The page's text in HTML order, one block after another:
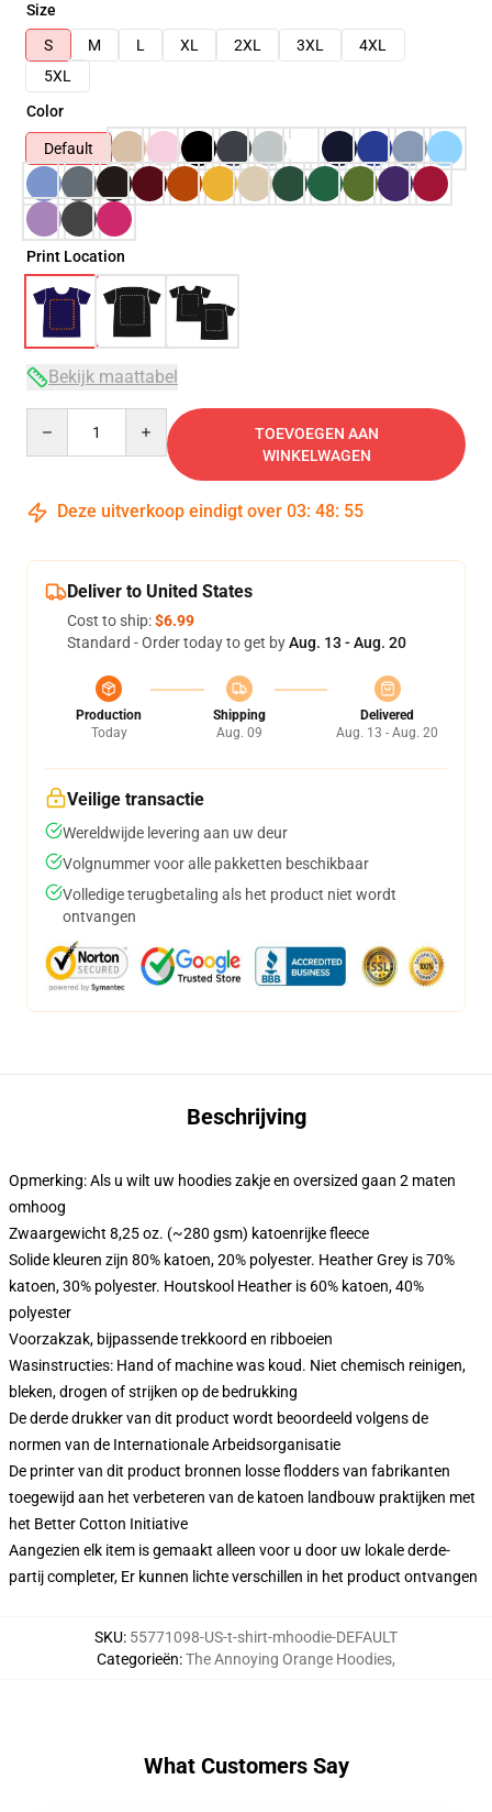
Size
S
M L XL 2XL 3XL
4XL
5XL
Color
Default
Print Location
Bekijk maattabel
TOEVOEGEN AAN
WINKELWAGEN
Deze uitverkoop eindigt over 03: 48: 54
Deliver to United States
Cost to ship:$6.99
Standard - Order today to get byAug. 13 - Aug. 20
Production
Today
Shipping
Aug. 09
Delivered
Aug. 13 - Aug. 20
Veilige transactie
Wereldwijde levering aan uw deur
Volgnummer voor alle pakketten beschikbaar
Volledige terugbetaling als het product niet wordt
ontvangen
Beschrijving
Opmerking: Als u wilt uw hoodies zakje en oversized gaan 2 maten
omhoog
Zwaargewicht 8,25 oz. (~280 gsm) katoenrijke fleece
Solide kleuren zijn 80% katoen, 20% polyester. Heather Grey is 70%
katoen, 30% polyester. Houtskool Heather is 60% katoen, 40%
polyester
Voorzakzak, bijpassende trekkoord en ribboeien
Wasinstructies: Hand of machine was koud. Niet chemisch reinigen,
bleken, drogen of strijken op de bedrukking
De derde drukker van dit product wordt beoordeeld volgens de
normen van de Internationale Arbeidsorganisatie
De printer van dit product bronnen losse flodders van fabrikanten
toegewijd aan het verbeteren van de katoen landbouw praktijken met
het Better Cotton Initiative
Aangezien elk item is gemaakt alleen voor u door uw lokale derde-
partij completer, Er kunnen lichte verschillen in het product ontvangen
SKU: 55771098-US-t-shirt-mhoodie-DEFAULT
Categorieën:The Annoying Orange Hoodies,
What Customers Say